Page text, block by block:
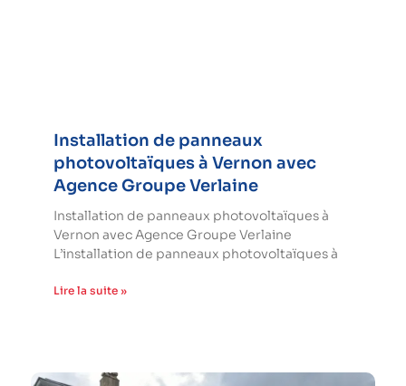
Installation de panneaux
photovoltaïques à Vernon avec
Agence Groupe Verlaine
Installation de panneaux photovoltaïques à
Vernon avec Agence Groupe Verlaine
L’installation de panneaux photovoltaïques à
Lire la suite »